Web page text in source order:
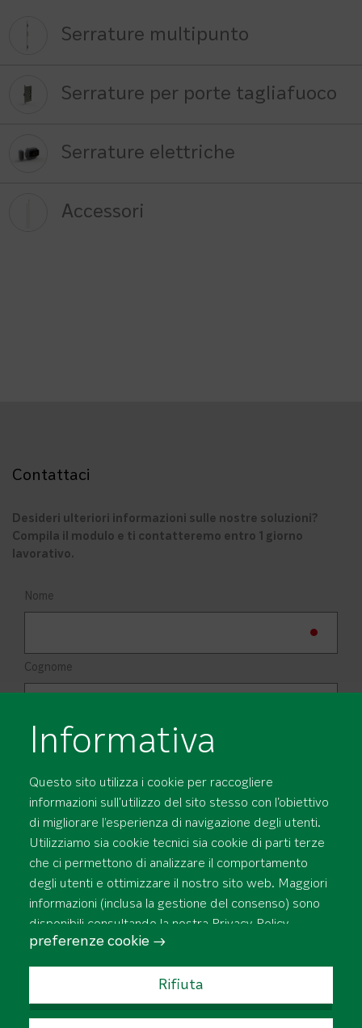
Serrature multipunto
Serrature per porte tagliafuoco
Serrature elettriche
Accessori
Contattaci
Desideri ulteriori informazioni sulle nostre soluzioni?
Compila il modulo e ti contatteremo entro 1 giorno
lavorativo.
Nome
Cognome
Azienda
Professione
Paese
Città
Informativa
Questo sito utilizza i cookie per raccogliere
informazioni sull'utilizzo del sito stesso con l'obiettivo
di migliorare l’esperienza di navigazione degli utenti.
Utilizziamo sia cookie tecnici sia cookie di parti terze
che ci permettono di analizzare il comportamento
degli utenti e ottimizzare il nostro sito web. Maggiori
informazioni (inclusa la gestione del consenso) sono
disponibili consultando la nostra Privacy Policy
preferenze cookie →
Rifiuta